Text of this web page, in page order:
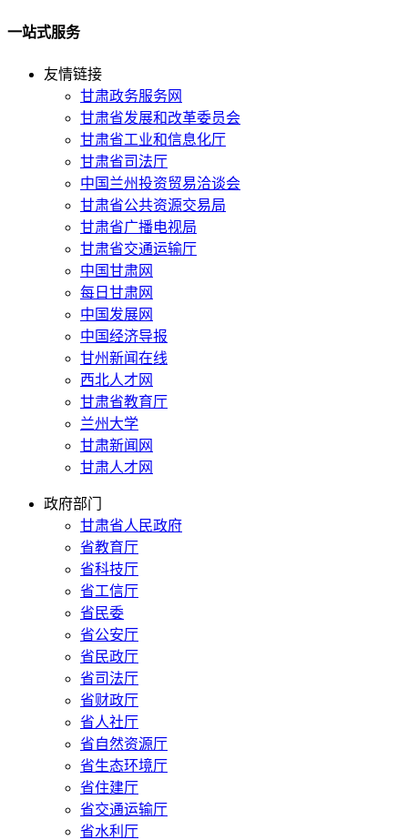
一站式服务
友情链接
甘肃政务服务网
甘肃省发展和改革委员会
甘肃省工业和信息化厅
甘肃省司法厅
中国兰州投资贸易洽谈会
甘肃省公共资源交易局
甘肃省广播电视局
甘肃省交通运输厅
中国甘肃网
每日甘肃网
中国发展网
中国经济导报
甘州新闻在线
西北人才网
甘肃省教育厅
兰州大学
甘肃新闻网
甘肃人才网
政府部门
甘肃省人民政府
省教育厅
省科技厅
省工信厅
省民委
省公安厅
省民政厅
省司法厅
省财政厅
省人社厅
省自然资源厅
省生态环境厅
省住建厅
省交通运输厅
省水利厅